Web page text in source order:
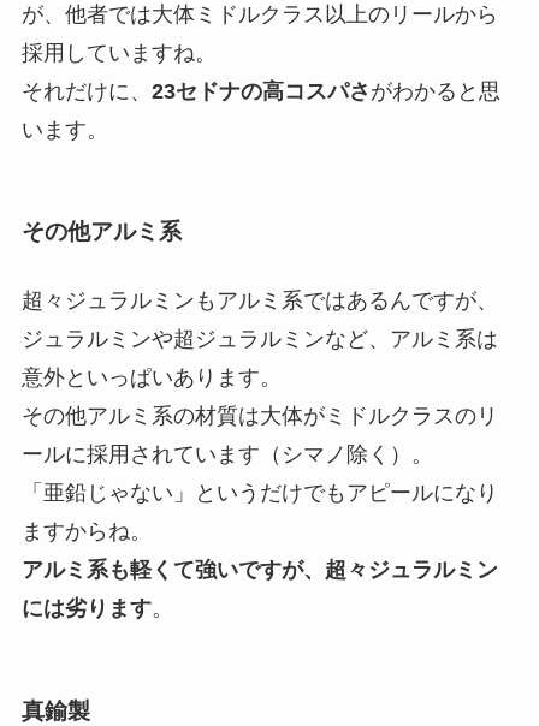
が、他者では大体ミドルクラス以上のリールから
採用していますね。
それだけに、 23セドナの高コスパさ がわかると思
います。
その他アルミ系
超々ジュラルミンもアルミ系ではあるんですが、
ジュラルミンや超ジュラルミンなど、アルミ系は
意外といっぱいあります。
その他アルミ系の材質は大体がミドルクラスのリ
ールに採用されています（シマノ除く）。
「亜鉛じゃない」というだけでもアピールになり
ますからね。
アルミ系も軽くて強いですが、超々ジュラルミン
には劣ります。
真鍮製